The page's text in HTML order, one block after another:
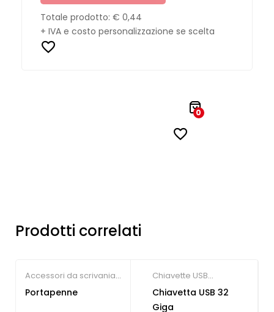
Totale prodotto: € 0,44
+ IVA e costo personalizzazione se scelta
0
Prodotti correlati
Accessori da scrivania
ecologici,Agenzia
Portapenne
Chiavette USB
economiche
Chiavetta USB 32
Giga